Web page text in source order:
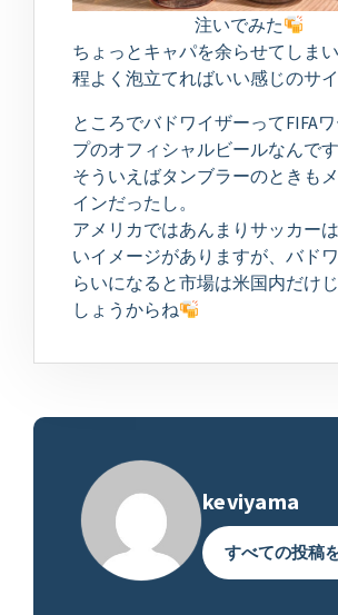
注いでみた
ちょっとキャパを余らせてしまい
程よく泡立てればいい感じのサ
ところでバドワイザーってFIFA
プのオフィシャルビールなんで
そういえばタンブラーのときも
インだったし。
アメリカではあんまりサッカー
いイメージがありますが、バド
らいになると市場は米国内だけ
しょうからね
keviyama
すべての投稿